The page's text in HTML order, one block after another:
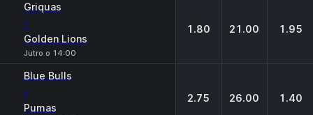
Griquas
-
Golden Lions
Jutro o 14:00
1.80 21.00 1.95
Blue Bulls
-
Pumas
2.75 26.00 1.40